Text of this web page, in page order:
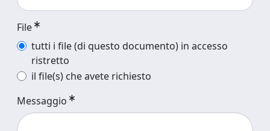
File
tutti i file (di questo documento) in accesso
ristretto
il file(s) che avete richiesto
Messaggio